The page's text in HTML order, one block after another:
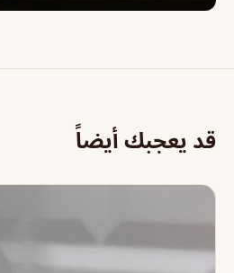
قد يعجبك أيضاً